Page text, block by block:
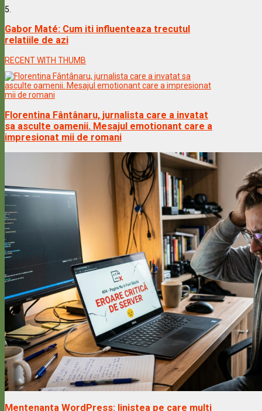
5.
Gabor Maté: Cum iti influenteaza trecutul
relatiile de azi
RECENT WITH THUMB
Florentina Fântânaru, jurnalista care a invatat
sa asculte oamenii. Mesajul emotionant care a
impresionat mii de romani
Mentenanta WordPress: linistea pe care multi